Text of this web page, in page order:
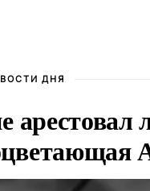
ДНЯ
арестовал